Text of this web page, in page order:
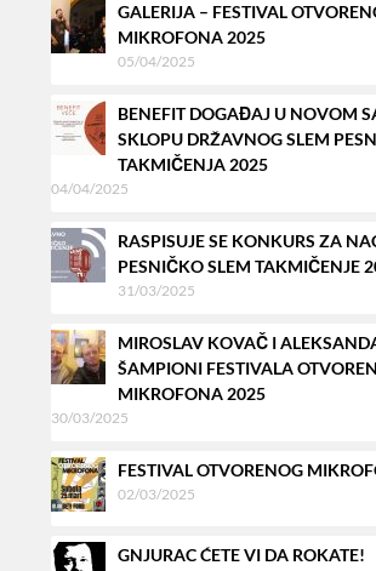
GALERIJA – FESTIVAL
MIKROFONA 2025
05/04/2025
BENEFIT DOGAĐAJ U NOVOM
SKLOPU DRŽAVNOG SLEM
TAKMIČENJA 2025
04/04/2025
RASPISUJE SE KONKURS ZA
PESNIČKO SLEM TAKMIČENJE
31/03/2025
MIROSLAV KOVAČ I
ŠAMPIONI FESTIVALA
MIKROFONA 2025
30/03/2025
FESTIVAL OTVORENOG
02/03/2025
GNJURAC ĆETE VI DA ROKATE!